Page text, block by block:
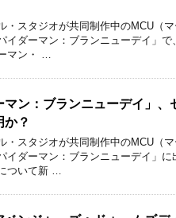
・スタジオが共同制作中のMCU（
イダーマン：ブランニューデイ」
マン・ …
マン：ブランニューデイ」、
か？
・スタジオが共同制作中のMCU（
イダーマン：ブランニューデイ」に
ついて新 …